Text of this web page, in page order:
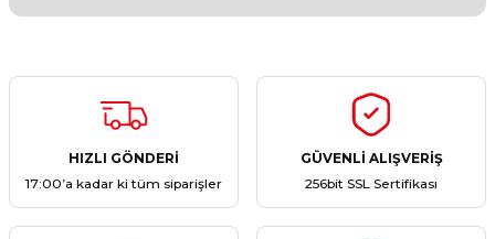
Yorum Yaz
Ürün hakkında henüz soru sorulmamış.
HIZLI GÖNDERİ
17:00’a kadar ki tüm siparişler
GÜVENLİ ALIŞVERİŞ
256bit SSL Sertifikası